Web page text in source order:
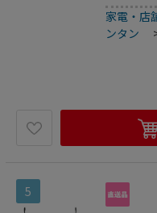
●明るさ(lm)
200●消費電
幅：770●本
65●標準消
さ：
家電・店
ンタン
5